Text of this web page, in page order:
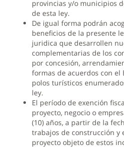
provincias y/o municipios
de esta ley.
De igual forma podrán
beneficios de la presente
juridica que desarrollen
complementarias de los
por concesión,
formas de acuerdos con el
polos turísticos
ley.
El período de exención
proyecto, negocio o
(10) años, a partir de la
trabajos de construcción y
proyecto objeto de estos